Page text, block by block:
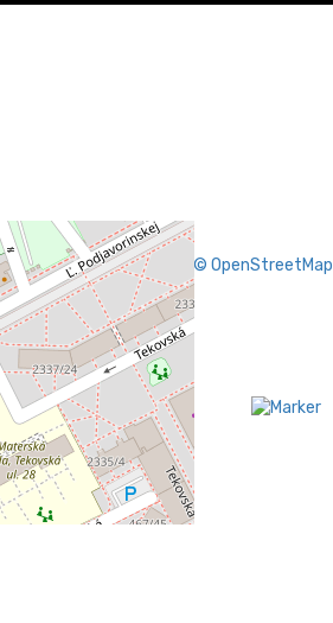
Leaflet|Map data © OpenStreetMap